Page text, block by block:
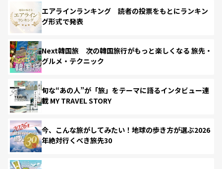
エアラインランキング 読者の投票をもとにランキン
グ形式で発表
Next韓国旅 次の韓国旅行がもっと楽しくなる 旅先・
グルメ・テクニック
旬な“あの人”が「旅」をテーマに語るインタビュー連
載 MY TRAVEL STORY
今、こんな旅がしてみたい！地球の歩き方が選ぶ2026
年絶対行くべき旅先30